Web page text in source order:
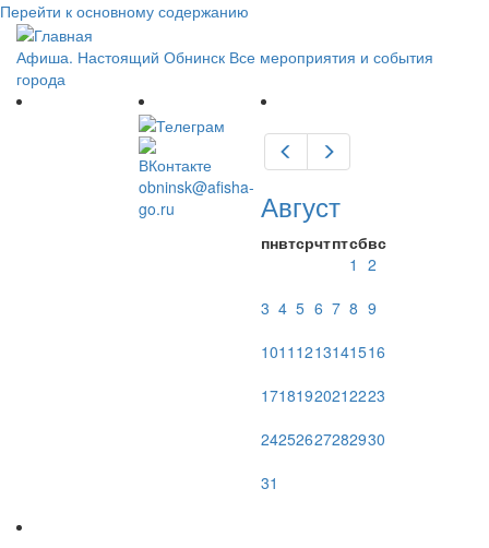
Перейти к основному содержанию
Афиша. Настоящий Обнинск Все мероприятия и события
города
obninsk@afisha-
go.ru
Предыдущий
Август
пнвтсрчтптсбвс
1 2
3 4 5 6 7 8 9
1011 1213141516
17181920212223
24252627282930
31